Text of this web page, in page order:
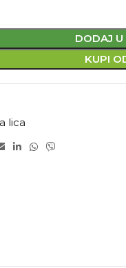
DODAJ U
KUPI
lica